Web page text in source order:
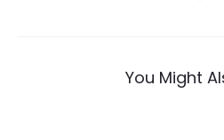
You Might